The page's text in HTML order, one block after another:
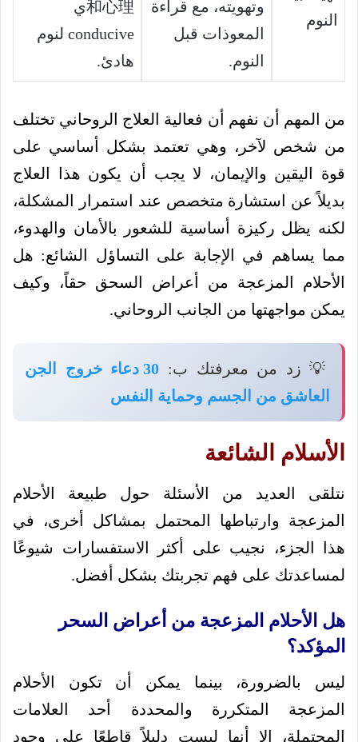
النوم
وتهويته، مع قراءة
المعوذات قبل
النوم.
和心理ي
conducive لنوم
هادئ.
من المهم أن نفهم أن فعالية العلاج الروحاني تختلف
من شخص لآخر، وهي تعتمد بشكل أساسي على
قوة اليقين والإيمان، لا يجب أن يكون هذا العلاج
بديلاً عن استشارة متخصص عند استمرار المشكلة،
لكنه يظل ركيزة أساسية للشعور بالأمان والهدوء،
مما يساهم في الإجابة على التساؤل الشائع: هل
الأحلام المزعجة من أعراض السحق حقاً، وكيف
يمكن مواجهتها من الجانب الروحاني.
💡 زد من معرفتك ب:
30 دعاء خروج الجن
العاشق من الجسم وحماية النفس
الأسلام الشائعة
نتلقى العديد من الأسئلة حول طبيعة الأحلام
المزعجة وارتباطها المحتمل بمشاكل أخرى، في
هذا الجزء، نجيب على أكثر الاستفسارات شيوعًا
لمساعدتك على فهم تجربتك بشكل أفضل.
هل الأحلام المزعجة من أعراض السحر
المؤكد؟
ليس بالضرورة، بينما يمكن أن تكون الأحلام
المزعجة المتكررة والمحددة أحد العلامات
المحتملة، إلا أنها ليست دليلاً قاطعًا على وجود